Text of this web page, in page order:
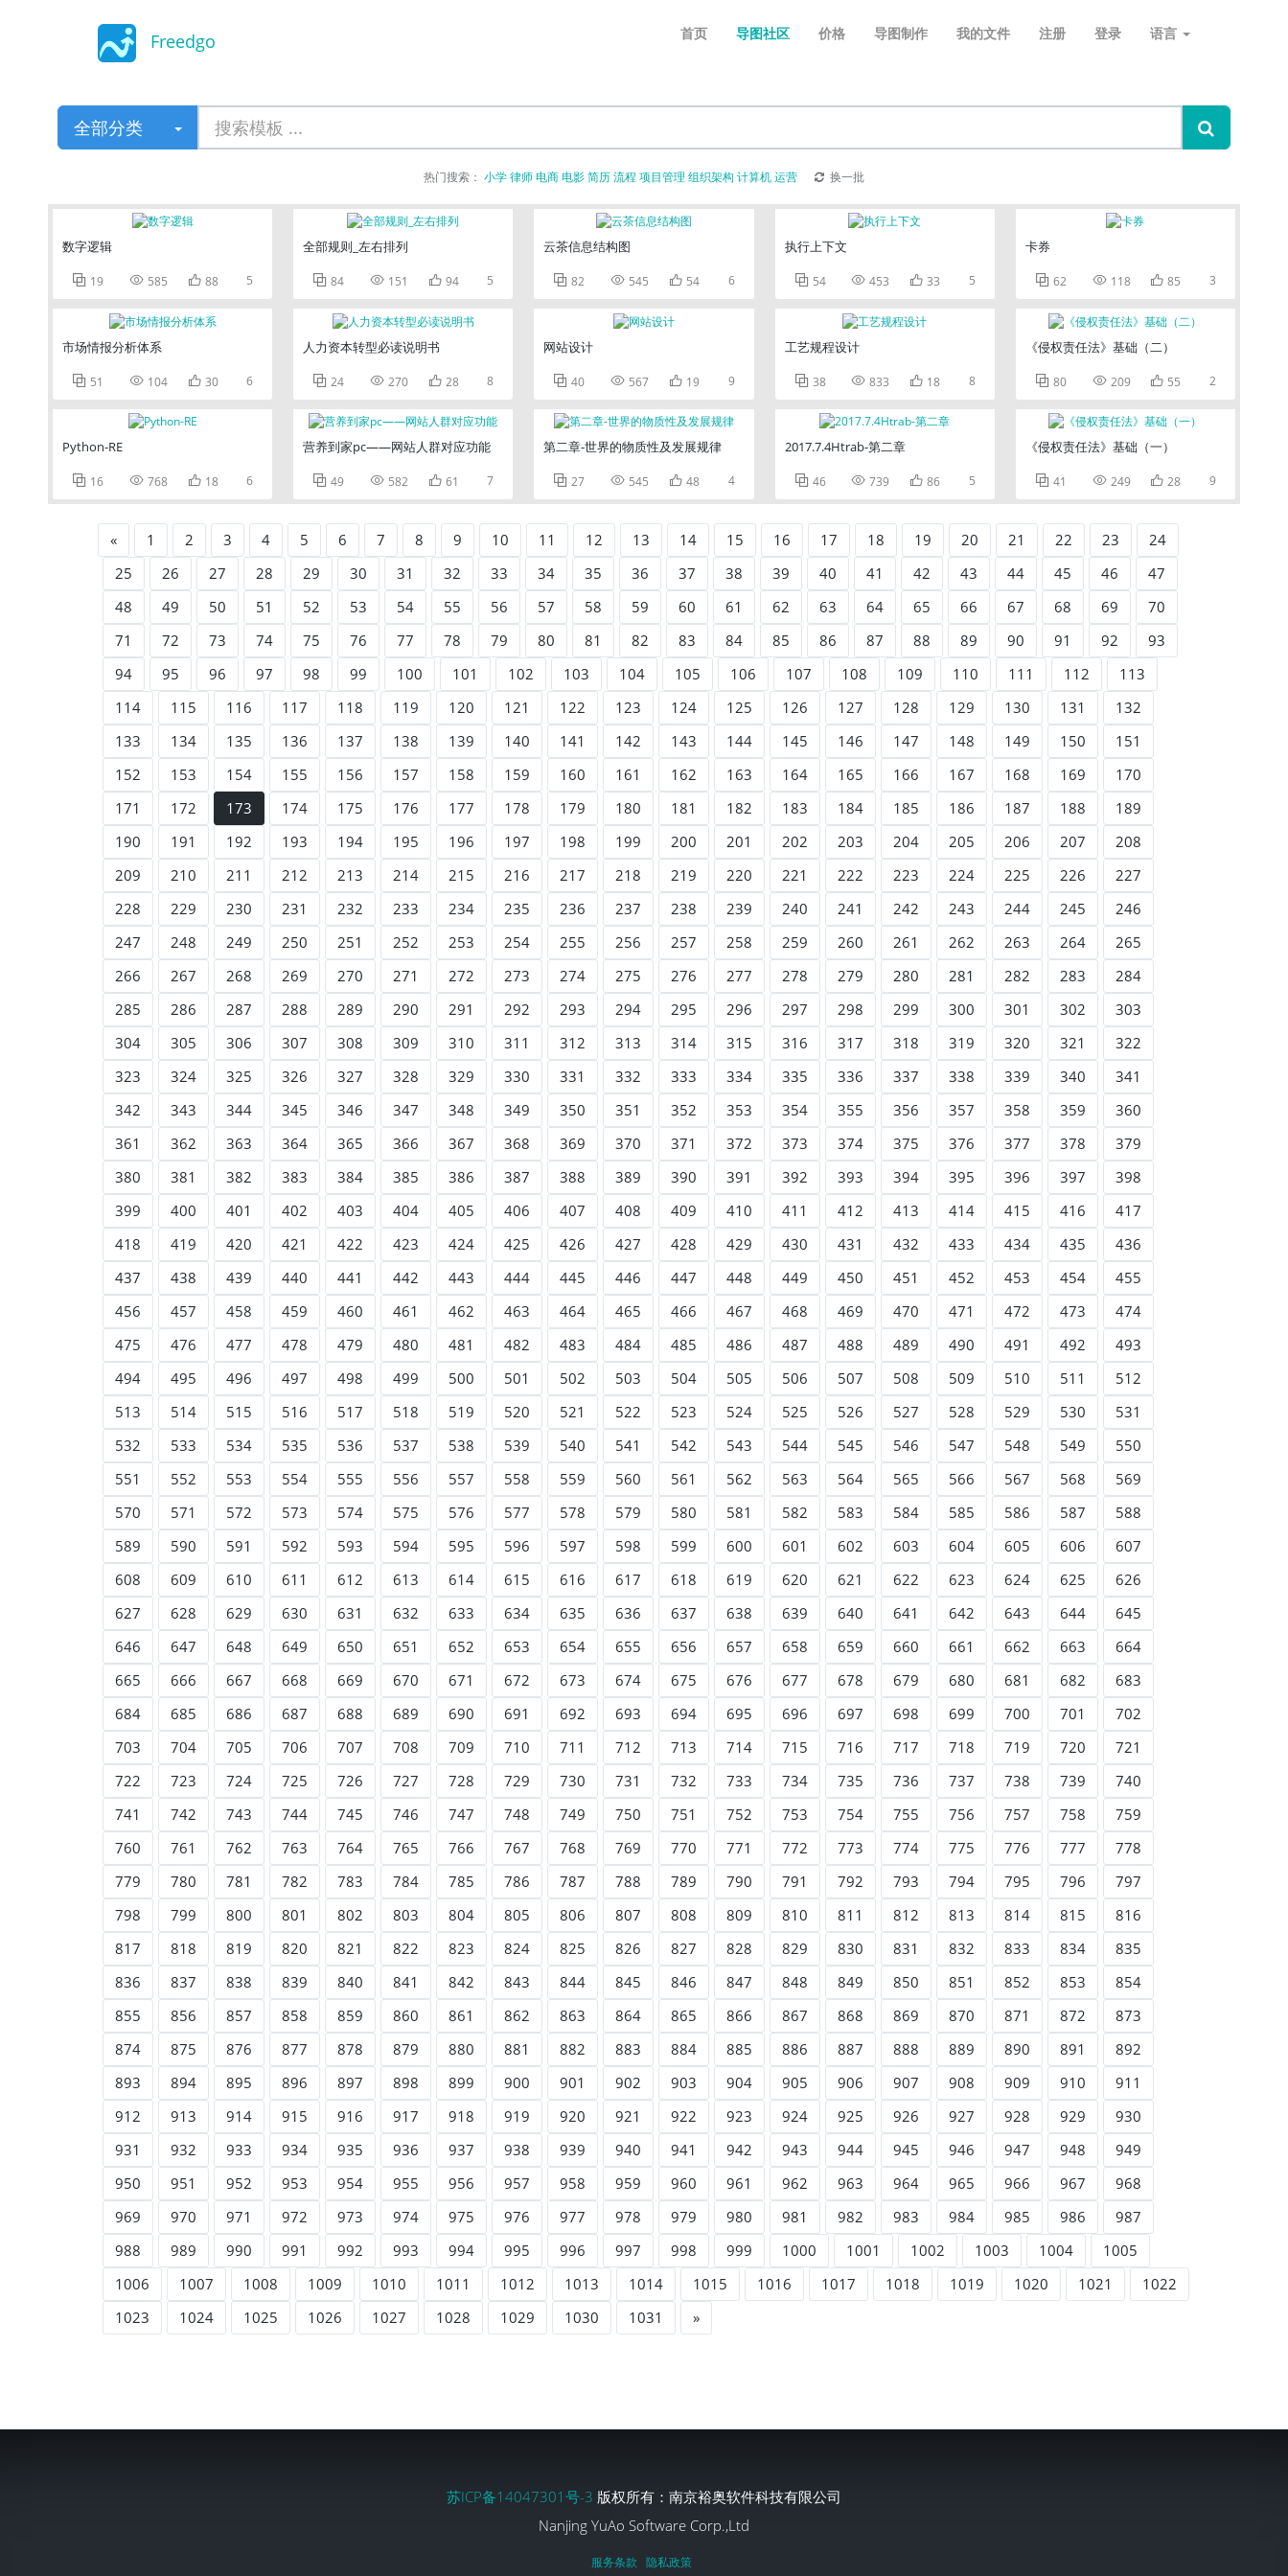
Freedgo 首页 导图社区 价格 导图制作 我的文件 注册 登录 语言
全部分类
热门搜索： 小学律师电商电影简历流程 项目管理 组织架构 计算机运营 换一批
数字逻辑
 19  585  88 5
市场情报分析体系
 51  104  30 6
Python-RE
 16  768  18 6
全部规则_左右排列
 84  151  94 5
人力资本转型必读说明书
 24  270  28 8
营养到家pc——网站人群对应功能
 49  582  61 7
云茶信息结构图
 82  545  54 6
网站设计
 40  567  19 9
第二章-世界的物质性及发展规律
 27  545  48 4
执行上下文
 54  453  33 5
工艺规程设计
 38  833  18 8
2017.7.4Htrab-第二章
 46  739  86 5
卡券
 62  118  85 3
《侵权责任法》基础（二）
 80  209  55 2
《侵权责任法》基础（一）
 41  249  28 9
« 1 2 3 4 5 6 7 8 9 10 11 12 13 14 15 16 17 18 19 20 21 22 23
24
25
26 27 28 29 30 31 32 33 34 35 36 37 38 39 40 41 42 43 44 45 46
47
48
49 50 51 52 53 54 55 56 57 58 59 60 61 62 63 64 65 66 67 68 69
70
71
72 73 74 75 76 77 78 79 80 81 82 83 84 85 86 87 88 89 90 91 92
93
94
95 96 97 98 99 100 101 102 103 104 105 106 107 108 109 110 111 112
113
114
115 116 117 118 119 120 121 122 123 124 125 126 127 128 129 130 131
132
133
134 135 136 137 138 139 140 141 142 143 144 145 146 147 148 149 150
151
152
153 154 155 156 157 158 159 160 161 162 163 164 165 166 167 168 169
170
171
172 173 174 175 176 177 178 179 180 181 182 183 184 185 186 187 188
189
190
191 192 193 194 195 196 197 198 199 200 201 202 203 204 205 206 207
208
209
210 211 212 213 214 215 216 217 218 219 220 221 222 223 224 225 226
227
228
229 230 231 232 233 234 235 236 237 238 239 240 241 242 243 244 245
246
247
248 249 250 251 252 253 254 255 256 257 258 259 260 261 262 263 264
265
266
267 268 269 270 271 272 273 274 275 276 277 278 279 280 281 282 283
284
285
286 287 288 289 290 291 292 293 294 295 296 297 298 299 300 301 302
303
304
305 306 307 308 309 310 311 312 313 314 315 316 317 318 319 320 321
322
323
324 325 326 327 328 329 330 331 332 333 334 335 336 337 338 339 340
341
342
343 344 345 346 347 348 349 350 351 352 353 354 355 356 357 358 359
360
361
362 363 364 365 366 367 368 369 370 371 372 373 374 375 376 377 378
379
380
381 382 383 384 385 386 387 388 389 390 391 392 393 394 395 396 397
398
399
400 401 402 403 404 405 406 407 408 409 410 411 412 413 414 415 416
417
418
419 420 421 422 423 424 425 426 427 428 429 430 431 432 433 434 435
436
437
438 439 440 441 442 443 444 445 446 447 448 449 450 451 452 453 454
455
456
457 458 459 460 461 462 463 464 465 466 467 468 469 470 471 472 473
474
475
476 477 478 479 480 481 482 483 484 485 486 487 488 489 490 491 492
493
494
495 496 497 498 499 500 501 502 503 504 505 506 507 508 509 510 511
512
513
514 515 516 517 518 519 520 521 522 523 524 525 526 527 528 529 530
531
532
533 534 535 536 537 538 539 540 541 542 543 544 545 546 547 548 549
550
551
552 553 554 555 556 557 558 559 560 561 562 563 564 565 566 567 568
569
570
571 572 573 574 575 576 577 578 579 580 581 582 583 584 585 586 587
588
589
590 591 592 593 594 595 596 597 598 599 600 601 602 603 604 605 606
607
608
609 610 611 612 613 614 615 616 617 618 619 620 621 622 623 624 625
626
627
628 629 630 631 632 633 634 635 636 637 638 639 640 641 642 643 644
645
646
647 648 649 650 651 652 653 654 655 656 657 658 659 660 661 662 663
664
665
666 667 668 669 670 671 672 673 674 675 676 677 678 679 680 681 682
683
684
685 686 687 688 689 690 691 692 693 694 695 696 697 698 699 700 701
702
703
704 705 706 707 708 709 710 711 712 713 714 715 716 717 718 719 720
721
722
723 724 725 726 727 728 729 730 731 732 733 734 735 736 737 738 739
740
741
742 743 744 745 746 747 748 749 750 751 752 753 754 755 756 757 758
759
760
761 762 763 764 765 766 767 768 769 770 771 772 773 774 775 776 777
778
779
780 781 782 783 784 785 786 787 788 789 790 791 792 793 794 795 796
797
798
799 800 801 802 803 804 805 806 807 808 809 810 811 812 813 814 815
816
817
818 819 820 821 822 823 824 825 826 827 828 829 830 831 832 833 834
835
836
837 838 839 840 841 842 843 844 845 846 847 848 849 850 851 852 853
854
855
856 857 858 859 860 861 862 863 864 865 866 867 868 869 870 871 872
873
874
875 876 877 878 879 880 881 882 883 884 885 886 887 888 889 890 891
892
893
894 895 896 897 898 899 900 901 902 903 904 905 906 907 908 909 910
911
912
913 914 915 916 917 918 919 920 921 922 923 924 925 926 927 928 929
930
931
932 933 934 935 936 937 938 939 940 941 942 943 944 945 946 947 948
949
950
951 952 953 954 955 956 957 958 959 960 961 962 963 964 965 966 967
968
969
970 971 972 973 974 975 976 977 978 979 980 981 982 983 984 985 986
987
988
989 990 991 992 993 994 995 996 997 998 999 1000 1001 1002 1003 1004
1005
1006
1007 1008 1009 1010 1011 1012 1013 1014 1015 1016 1017 1018 1019 1020 1021
1022
1023
1024 1025 1026 1027 1028 1029 1030 1031 »
苏ICP备14047301号-3 版权所有：南京裕奥软件科技有限公司
Nanjing YuAo Software Corp.,Ltd
服务条款 隐私政策